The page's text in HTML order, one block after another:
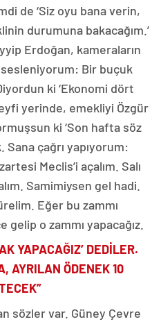
de ‘Siz oyu bana verin,
durumuna bakacağım.’
Erdoğan, kameraların
sesleniyorum: Bir buçuk
ki ‘Ekonomi dört
yerinde, emekliyi Özgür
ki ‘Son hafta söz
Sana çağrı yapıyorum:
Meclis’i açalım. Salı
Samimiysen gel hadi.
Eğer bu zammı
o zammı yapacağız.
YAPACAĞIZ’ DEDİLER.
AYRILAN ÖDENEK 10
sözler var. Güney Çevre